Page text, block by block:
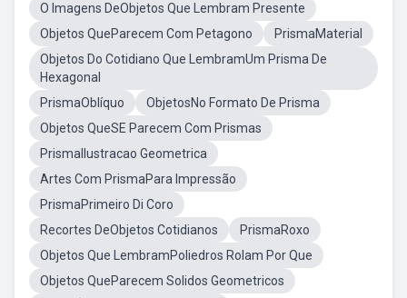
O Imagens DeObjetos Que Lembram Presente
Objetos QueParecem Com Petagono
PrismaMaterial
Objetos Do Cotidiano Que LembramUm Prisma De
Hexagonal
PrismaOblíquo
ObjetosNo Formato De Prisma
Objetos QueSE Parecem Com Prismas
PrismaIlustracao Geometrica
Artes Com PrismaPara Impressão
PrismaPrimeiro Di Coro
Recortes DeObjetos Cotidianos
PrismaRoxo
Objetos Que LembramPoliedros Rolam Por Que
Objetos QueParecem Solidos Geometricos